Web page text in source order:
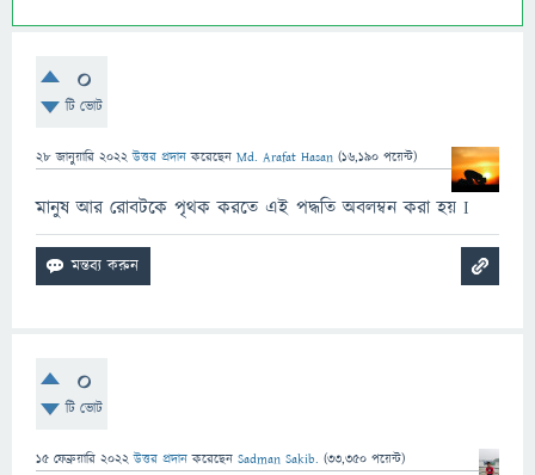
0
টি ভোট
28 জানুয়ারি 2022 উত্তর প্রদান করেছেন Md. Arafat Hasan (16,190 পয়েন্ট)
মানুষ আর রোবটকে পৃথক করতে এই পদ্ধতি অবলম্বন করা হয় I
0
টি ভোট
15 ফেব্রুয়ারি 2022 উত্তর প্রদান করেছেন Sadman Sakib. (33,350 পয়েন্ট)